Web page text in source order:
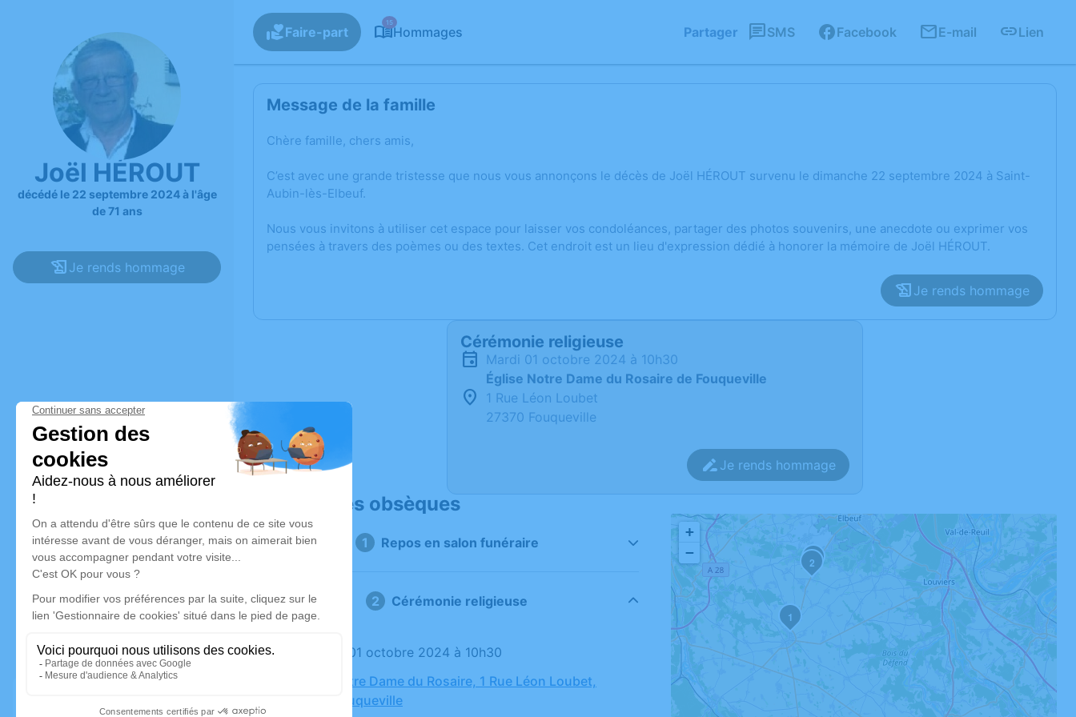
Joël HÉROUT
décédé le 22 septembre 2024 à l'âge
de 71 ans
Je rends hommage
Faire-part
15
Hommages Partager SMS Facebook E-mail Lien
Message de la famille
Chère famille, chers amis,
C’est avec une grande tristesse que nous vous annonçons le décès de Joël HÉROUT survenu le dimanche 22 septembre 2024 à Saint-
Aubin-lès-Elbeuf.
Nous vous invitons à utiliser cet espace pour laisser vos condoléances, partager des photos souvenirs, une anecdote ou exprimer vos
pensées à travers des poèmes ou des textes. Cet endroit est un lieu d'expression dédié à honorer la mémoire de Joël HÉROUT.
Je rends hommage
Cérémonie religieuse
mardi 01 octobre 2024 à 10h30
Église Notre Dame du Rosaire de Fouqueville
1 Rue Léon Loubet
27370 Fouqueville
Je rends hommage
Déroulé des obsèques
1 Repos en salon funéraire
2 Cérémonie religieuse
Le mardi 01 octobre 2024 à 10h30
Église Notre Dame du Rosaire, 1 Rue Léon Loubet,
27370 Fouqueville
1
2
4
+
−